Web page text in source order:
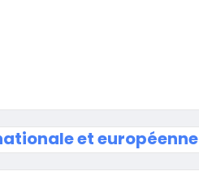
et européenne